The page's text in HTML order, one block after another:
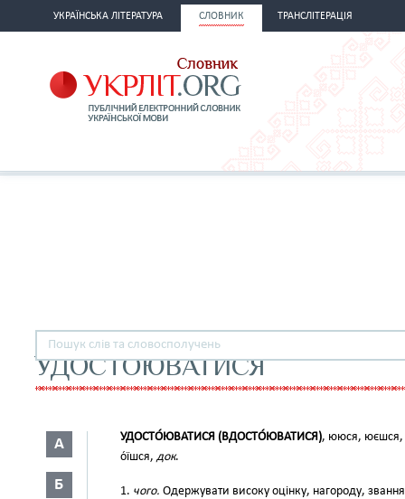
УКРАЇНСЬКА ЛІТЕРАТУРА СЛОВНИК ТРАНСЛІТЕРАЦІЯ
УДОСТОЮВАТИСЯ
А
Б
УДОСТО́ЮВАТИСЯ (ВДОСТО́ЮВАТИСЯ), ююся, юєшся,
о́їшся, док.
1. чого. Одержувати високу оцінку, нагороду, звання